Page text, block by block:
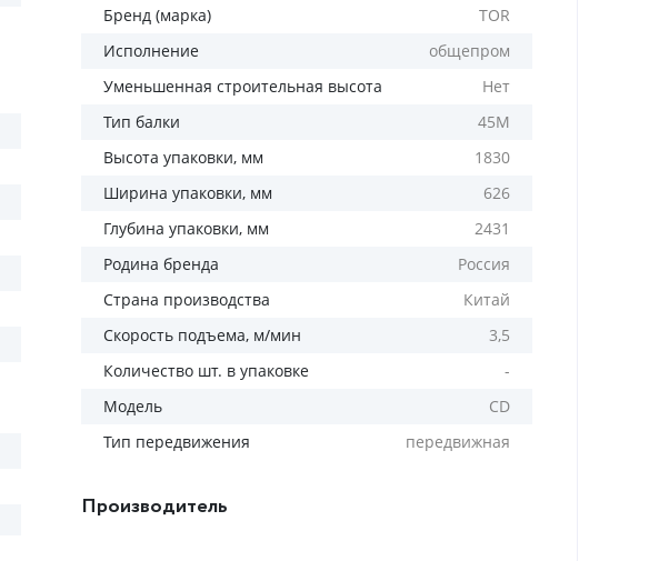
Бренд (марка)
TOR
Исполнение
общепром
Уменьшенная строительная высота
Нет
Тип балки
45М
Высота упаковки, мм
1830
Ширина упаковки, мм
626
Глубина упаковки, мм
2431
Родина бренда
Россия
Страна производства
Китай
Скорость подъема, м/мин
3,5
Количество шт. в упаковке
-
Модель
CD
Тип передвижения
передвижная
Производитель